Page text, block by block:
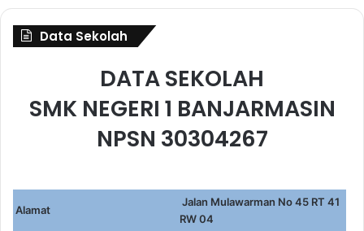
Data Sekolah
DATA SEKOLAH
SMK NEGERI 1 BANJARMASIN
NPSN 30304267
Alamat
Jalan Mulawarman No 45 RT 41
RW 04